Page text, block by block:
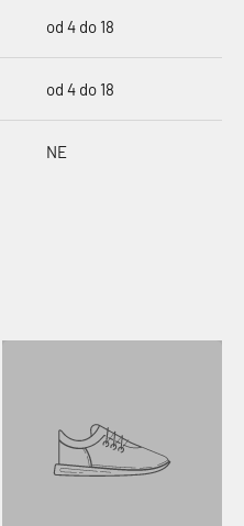
od 4 do 18
od 4 do 18
NE